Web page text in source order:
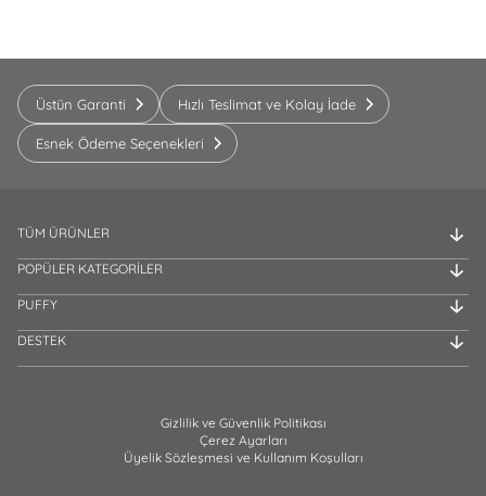
Üstün Garanti Hızlı Teslimat ve Kolay İade
Esnek Ödeme Seçenekleri
TÜM ÜRÜNLER
POPÜLER KATEGORİLER
PUFFY
DESTEK
Gizlilik ve Güvenlik Politikası
Çerez Ayarları
Üyelik Sözleşmesi ve Kullanım Koşulları